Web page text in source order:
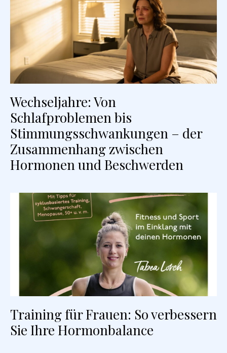
Wechseljahre: Von
Schlafproblemen bis
Stimmungsschwankungen – der
Zusammenhang zwischen
Hormonen und Beschwerden
Training für Frauen: So verbessern
Sie Ihre Hormonbalance